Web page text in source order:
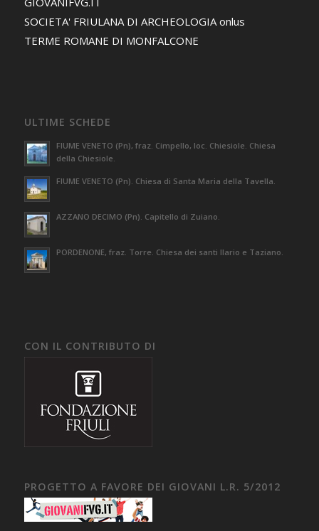
SOCIETA' FRIULANA DI ARCHEOLOGIA onlus
TERME ROMANE DI MONFALCONE
ULTIME SCHEDE
FIUME VENETO (Pn), fraz. Cimpello, loc. Chiesiole. Chiesa
della Chiesiole.
FIUME VENETO (Pn). Chiesa di Santa Maria della Tavella.
AZZANO DECIMO (Pn). Capitello di Zuiano.
PORDENONE, fraz. Torre. Chiesa dei santi Ilario e Taziano.
CON IL CONTRIBUTO DI
PROGETTO A FAVORE DEI GIOVANI L.R. 5/2012